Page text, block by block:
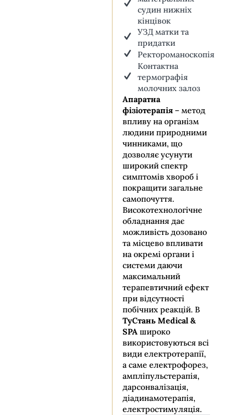
судин нижніх
кінцівок
УЗД матки та
придатки
Ректороманоскопія
Контактна
термографія
молочних залоз
Апаратна
фізіотерапія – метод
впливу на організм
людини природними
чинниками, що
дозволяє усунути
широкий спектр
симптомів хвороб і
покращити загальне
самопочуття.
Високотехнологічне
обладнання дає
можливість дозовано
та місцево впливати
на окремі органи і
системи даючи
максимальний
терапевтичний ефект
при відсутності
побічних реакцій. В
ТуСтань Medical &
SPA широко
використовуються всі
види електротерапії,
а саме електрофорез,
ампліпульстерапія,
дарсонвалізація,
діадинамотерапія,
електростимуляція.